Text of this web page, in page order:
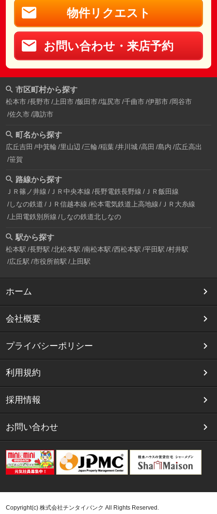
物件リクエスト
お問い合わせ・来店予約
市区町村から探す
松本市 長野市 上田市 飯田市 塩尻市 千曲市 伊那市 岡谷市
佐久市 諏訪市
町名から探す
広丘吉田 中箕輪 里山辺 三輪 稲葉 井川城 高田 島内 広丘高出
笹賀
路線から探す
ＪＲ篠ノ井線 ＪＲ中央本線 長野電鉄長野線 ＪＲ飯田線
しなの鉄道 ＪＲ信越本線 松本電気鉄道上高地線
ＪＲ大糸線
上田電鉄別所線 しなの鉄道北しなの
駅から探す
松本駅 長野駅 北松本駅 南松本駅 西松本駅 平田駅 村井駅
広丘駅 市役所前駅 上田駅
ホーム
会社概要
プライバシーポリシー
利用規約
採用情報
お問い合わせ
Copyright(c) 株式会社チンタイバンク All Rights Reserved.